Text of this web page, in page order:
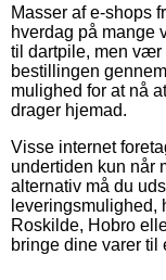
Masser af e-shops
hverdag på mange
til dartpile, men vær
bestillingen
mulighed for at nå
drager hjemad.
Visse internet
undertiden kun når
alternativ må du
Roskilde, Hobro
bringe dine varer til